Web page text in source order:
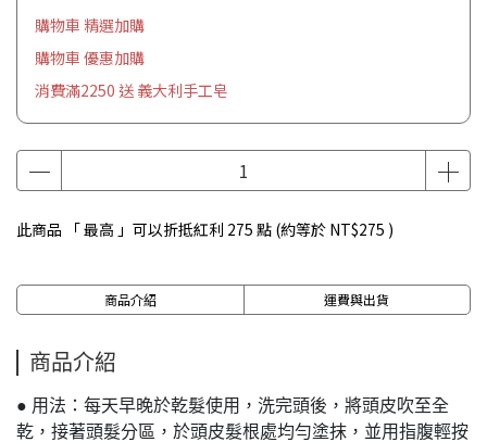
購物車 精選加購
購物車 優惠加購
消費滿2250 送 義大利手工皂
此商品 「 最高 」可以折抵紅利 275 點 (約等於 NT$275 )
商品介紹 運費與出貨
商品介紹
● 用法：每天早晚於乾髮使用，洗完頭後，將頭皮吹至全
乾，接著頭髮分區，於頭皮髮根處均勻塗抹，並用指腹輕按